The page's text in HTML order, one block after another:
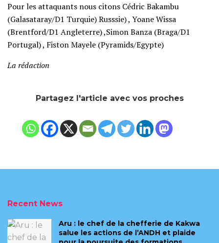
Pour les attaquants nous citons Cédric Bakambu
(Galasataray/D1 Turquie) Russsie) , Yoane Wissa
(Brentford/D1 Angleterre) ,Simon Banza (Braga/D1
Portugal) , Fiston Mayele (Pyramids/Egypte)
La rédaction
Partagez l'article avec vos proches
Recent News
Aru : le chef de la chefferie de Kakwa
salue les actions de l’ANDH et plaide